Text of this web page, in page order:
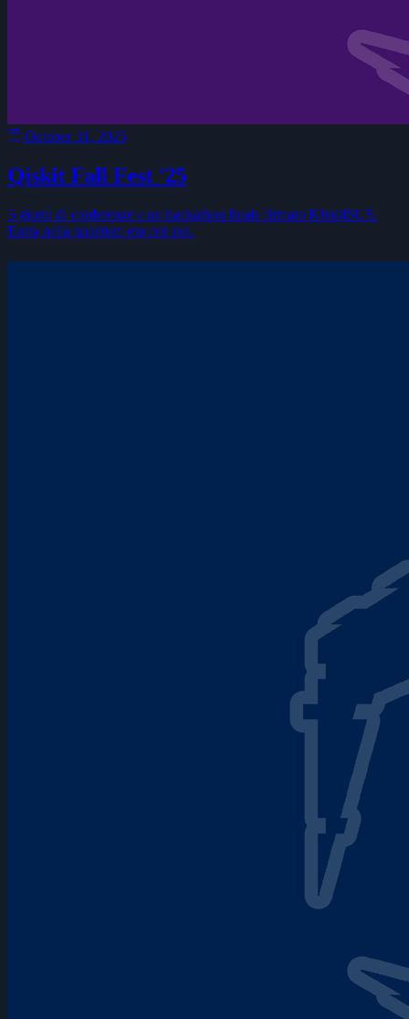
October 31, 2025
Qiskit Fall Fest '25
5 giorni di conferenze e un hackathon finale firmato K!nd4SUS.
Entra nella quantum era con noi.